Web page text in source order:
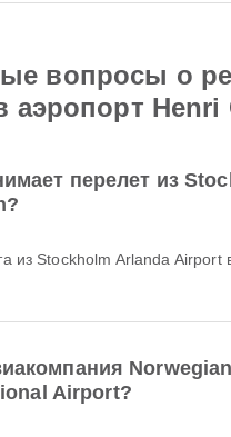
вопросы о
аэропорт
перелет из
Airport?